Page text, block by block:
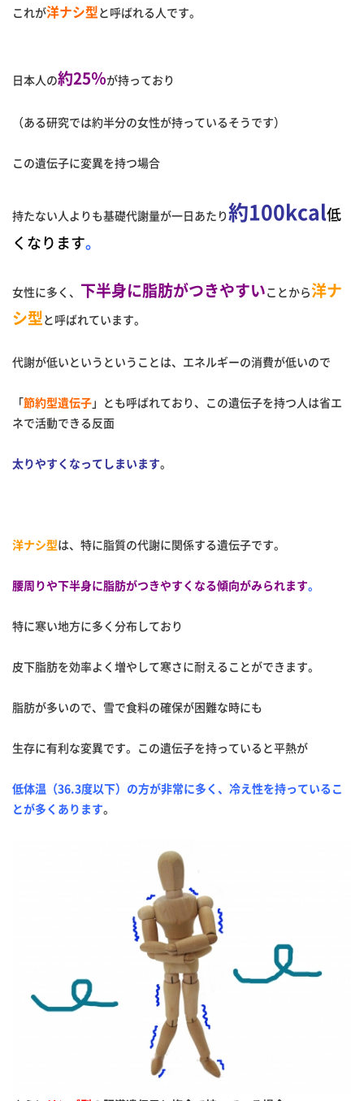
これが洋ナシ型と呼ばれる人です。
日本人の約25％が持っており
（ある研究では約半分の女性が持っているそうです）
この遺伝子に変異を持つ場合
持たない人よりも基礎代謝量が一日あたり約100kcal低
くなります。
女性に多く、 下半身に脂肪がつきやすいことから洋ナ
シ型と呼ばれています。
代謝が低いというということは、エネルギーの消費が低いので
「節約型遺伝子」とも呼ばれており、この遺伝子を持つ人は省エ
ネで活動できる反面
太りやすくなってしまいます。
洋ナシ型は、特に脂質の代謝に関係する遺伝子です。
腰周りや下半身に脂肪がつきやすくなる傾向がみられます。
特に寒い地方に多く分布しており
皮下脂肪を効率よく増やして寒さに耐えることができます。
脂肪が多いので、雪で食料の確保が困難な時にも
生存に有利な変異です。この遺伝子を持っていると平熱が
低体温（36.3度以下）の方が非常に多く、 冷え性を持っているこ
とが多くあります。